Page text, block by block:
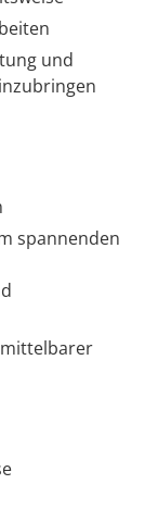
und
spannenden